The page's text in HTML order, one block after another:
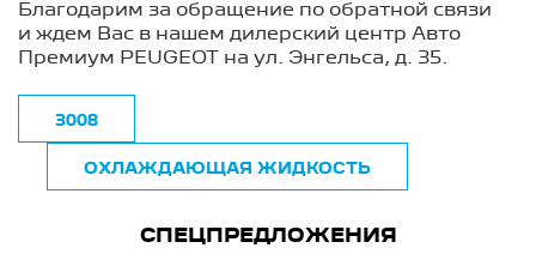
Благодарим за обращение по обратной связи
и ждем Вас в нашем дилерский центр Авто
Премиум PEUGEOT на ул. Энгельса, д. 35.
3008
ОХЛАЖДАЮЩАЯ ЖИДКОСТЬ
СПЕЦПРЕДЛОЖЕНИЯ